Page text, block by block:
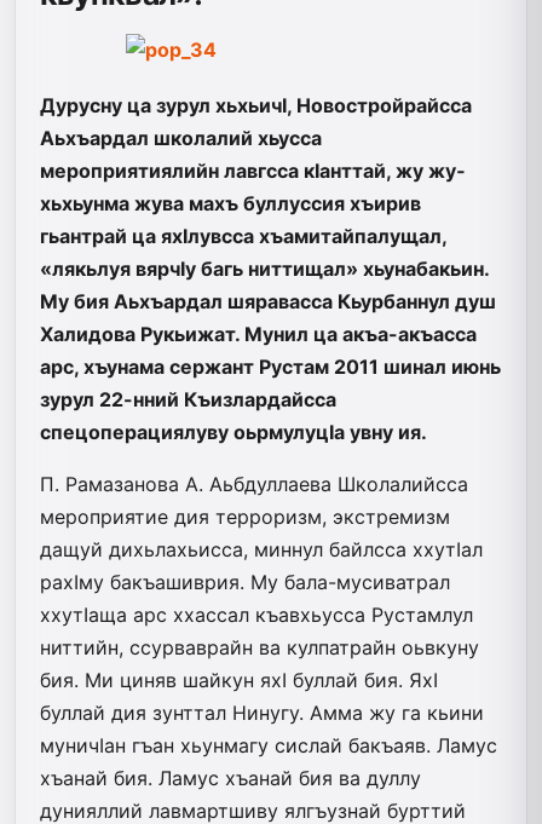
Дурусну ца зурул хьхьичI, Новостройрайсса
Аьхъардал школалий хьусса
мероприятиялийн лавгсса кIанттай, жу жу­
хьхьунма жува махъ буллуссия хъирив
гьантрай ца яхIлувсса хъамитайпалущал,
«лякьлуя вярчIу багь ниттищал» хьунабакьин.
Му бия Аьхъардал шяравасса Кьурбаннул душ
Халидова Рукьижат. Мунил ца акъа-акъасса
арс, хъунама сержант Рустам 2011 шинал июнь
зурул 22-нний Къизлардайсса
спецоперациялуву оьрмулуцIа увну ия.
П. Рамазанова А. Аьбдуллаева Школалийсса
мероприятие дия терроризм, экстремизм
дащуй дихьлахьисса, миннул байлсса ххутIал
рахIму бакъашиврия. Му бала-мусиватрал
ххутIаща арс хха­ссал къавхьусса Рустамлул
ниттийн, ссурваврайн ва кулпатрайн оьвкуну
бия. Ми циняв шайкун яхI буллай бия. ЯхI
буллай дия зунттал Нинугу. Амма жу га кьини
муничIан гъан хьунмагу сислай бакъаяв. Ламус
хъанай бия. Ламус хъанай бия ва дуллу
дунияллий лавмартшиву ялгъузнай бурттий